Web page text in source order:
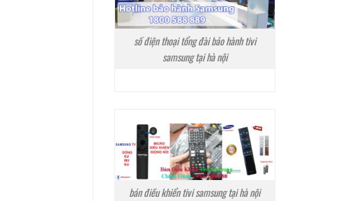
số điện thoại tổng đài bảo hành tivi
samsung tại hà nội
bán điều khiển tivi samsung tại hà nội